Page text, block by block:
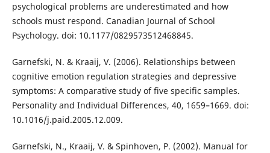
psychological problems are underestimated and how
schools must respond. Canadian Journal of School
Psychology. doi: 10.1177/0829573512468845.
Garnefski, N. & Kraaij, V. (2006). Relationships between
cognitive emotion regulation strategies and depressive
symptoms: A comparative study of five specific samples.
Personality and Individual Differences, 40, 1659–1669. doi:
10.1016/j.paid.2005.12.009.
Garnefski, N., Kraaij, V. & Spinhoven, P. (2002). Manual for